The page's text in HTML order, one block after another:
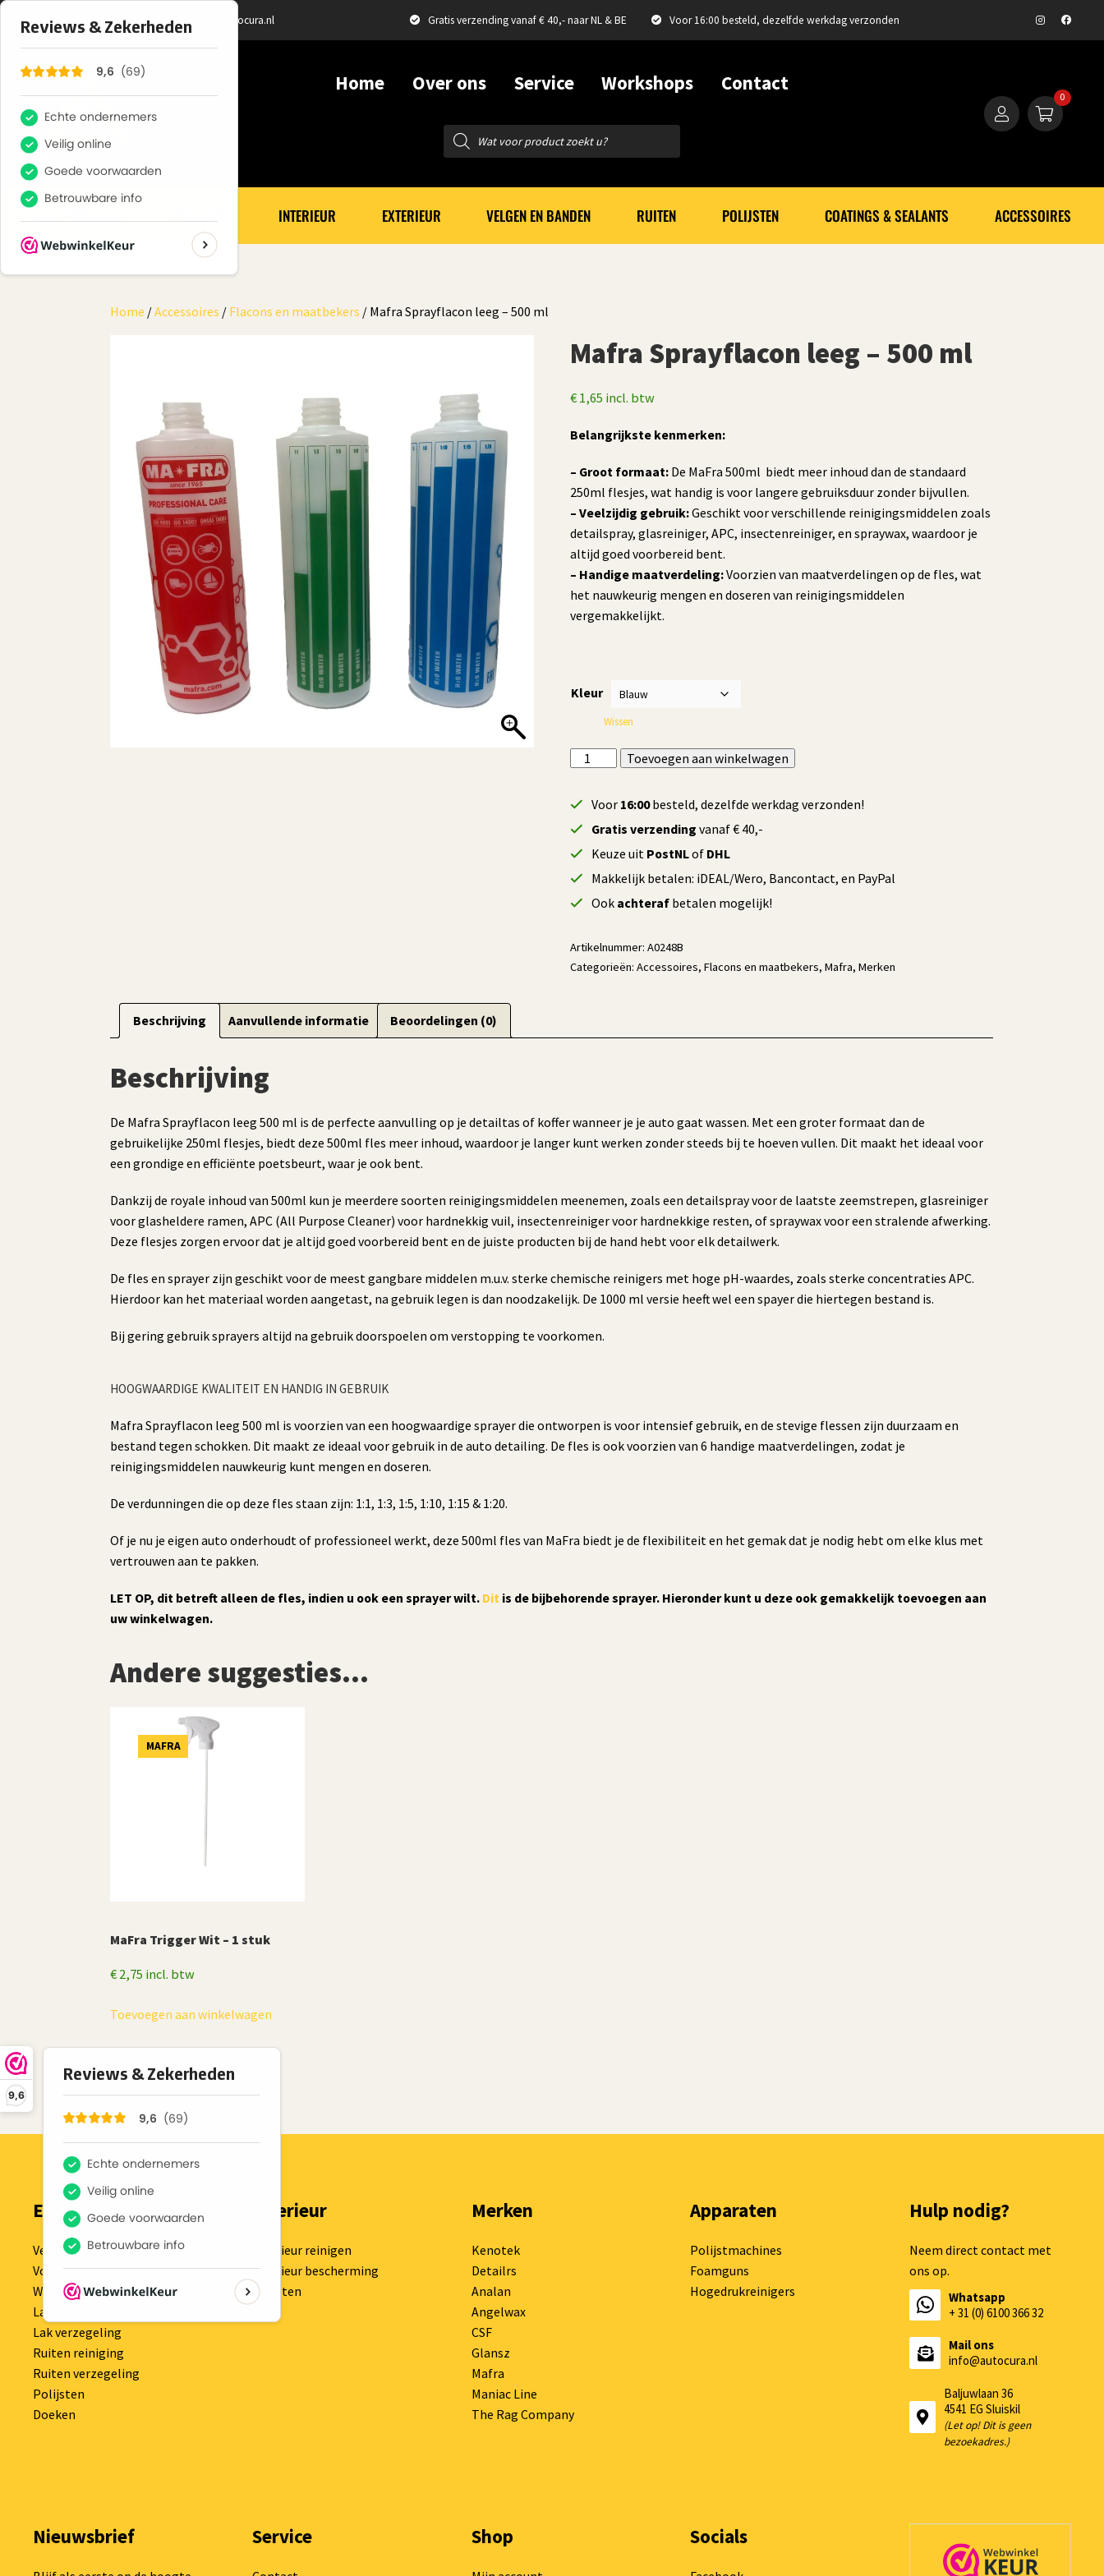
9,6
+ 31 (0) 6100 366 32 info@autocura.nl Gratis verzending vanaf € 40,- naar NL & BE Voor 16:00 besteld, dezelfde werkdag verzonden
Home Over ons Service Workshops Contact
Producten
zoeken
0
ALLE PRODUCTEN PAKKETTEN INTERIEUR EXTERIEUR VELGEN EN BANDEN RUITEN POLIJSTEN COATINGS & SEALANTS ACCESSOIRES
Home /Accessoires / Flacons en maatbekers / Mafra Sprayflacon leeg – 500 ml
Mafra Sprayflacon leeg – 500 ml
€1,65 incl. btw
Belangrijkste kenmerken:
– Groot formaat:De MaFra 500ml biedt meer inhoud dan de standaard
250ml flesjes, wat handig is voor langere gebruiksduur zonder bijvullen.
– Veelzijdig gebruik:Geschikt voor verschillende reinigingsmiddelen zoals
detailspray, glasreiniger, APC, insectenreiniger, en spraywax, waardoor je
altijd goed voorbereid bent.
– Handige maatverdeling:Voorzien van maatverdelingen op de fles, wat
het nauwkeurig mengen en doseren van reinigingsmiddelen
vergemakkelijkt.
Kleur
Wissen
Mafra
leeg
500
ml
aantal
Toevoegen aan winkelwagen
Voor 16:00besteld, dezelfde werkdag verzonden!
Gratis verzending vanaf € 40,-
Keuze uit PostNLof DHL
Makkelijk betalen: iDEAL/Wero, Bancontact, en PayPal
Ook achterafbetalen mogelijk!
Artikelnummer: A0248B
Categorieën: Accessoires, Flacons en maatbekers, Mafra, Merken
Beschrijving Aanvullende informatie Beoordelingen (0)
Beschrijving
De Mafra Sprayflacon leeg 500 ml is de perfecte aanvulling op je detailtas of koffer wanneer je je auto gaat wassen. Met een groter formaat dan de
gebruikelijke 250ml flesjes, biedt deze 500ml fles meer inhoud, waardoor je langer kunt werken zonder steeds bij te hoeven vullen. Dit maakt het ideaal voor
een grondige en efficiënte poetsbeurt, waar je ook bent.
Dankzij de royale inhoud van 500ml kun je meerdere soorten reinigingsmiddelen meenemen, zoals een detailspray voor de laatste zeemstrepen, glasreiniger
voor glasheldere ramen, APC (All Purpose Cleaner) voor hardnekkig vuil, insectenreiniger voor hardnekkige resten, of spraywax voor een stralende afwerking.
Deze flesjes zorgen ervoor dat je altijd goed voorbereid bent en de juiste producten bij de hand hebt voor elk detailwerk.
De fles en sprayer zijn geschikt voor de meest gangbare middelen m.u.v. sterke chemische reinigers met hoge pH-waardes, zoals sterke concentraties APC.
Hierdoor kan het materiaal worden aangetast, na gebruik legen is dan noodzakelijk. De 1000 ml versie heeft wel een spayer die hiertegen bestand is.
Bij gering gebruik sprayers altijd na gebruik doorspoelen om verstopping te voorkomen.
HOOGWAARDIGE KWALITEIT EN HANDIG IN GEBRUIK
Mafra Sprayflacon leeg 500 ml is voorzien van een hoogwaardige sprayer die ontworpen is voor intensief gebruik, en de stevige flessen zijn duurzaam en
bestand tegen schokken. Dit maakt ze ideaal voor gebruik in de auto detailing. De fles is ook voorzien van 6 handige maatverdelingen, zodat je
reinigingsmiddelen nauwkeurig kunt mengen en doseren.
De verdunningen die op deze fles staan zijn: 1:1, 1:3, 1:5, 1:10, 1:15 & 1:20.
Of je nu je eigen auto onderhoudt of professioneel werkt, deze 500ml fles van MaFra biedt je de flexibiliteit en het gemak dat je nodig hebt om elke klus met
vertrouwen aan te pakken.
LET OP, dit betreft alleen de fles, indien u ook een sprayer wilt. Dit is de bijbehorende sprayer. Hieronder kunt u deze ook gemakkelijk toevoegen aan
uw winkelwagen.
Andere suggesties…
MAFRA
MaFra Trigger Wit – 1 stuk
€ 2,75 incl. btw
Toevoegen aan winkelwagen
Exterieur
Velgen en banden
Voorwas
Wassen
Lak Reiniging
Lak verzegeling
Ruiten reiniging
Ruiten verzegeling
Polijsten
Doeken
Interieur
Interieur reinigen
Interieur bescherming
Kwasten
Merken
Kenotek
Detailrs
Analan
Angelwax
CSF
Glansz
Mafra
Maniac Line
The Rag Company
Apparaten
Polijstmachines
Foamguns
Hogedrukreinigers
Hulp nodig?
Neem direct contact met
ons op.
Whatsapp
+ 31 (0) 6100 366 32
Mail ons
info@autocura.nl
Baljuwlaan 36
4541 EG Sluiskil
(Let op! Dit is geen
bezoekadres.)
Nieuwsbrief Service Shop Socials